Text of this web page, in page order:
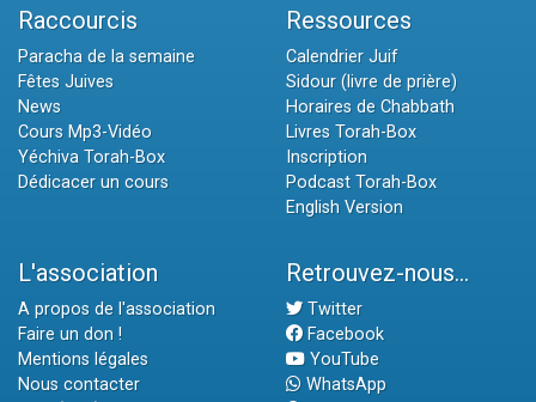
Raccourcis
Paracha de la semaine
Fêtes Juives
News
Cours Mp3-Vidéo
Yéchiva Torah-Box
Dédicacer un cours
Ressources
Calendrier Juif
Sidour (livre de prière)
Horaires de Chabbath
Livres Torah-Box
Inscription
Podcast Torah-Box
English Version
L'association
A propos de l'association
Faire un don !
Mentions légales
Nous contacter
Retrouvez-nous...
Twitter
Facebook
YouTube
WhatsApp